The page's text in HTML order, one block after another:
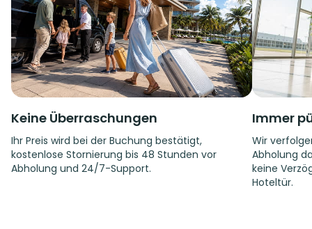
Keine Überraschungen
Ihr Preis wird bei der Buchung bestätigt,
kostenlose Stornierung bis 48 Stunden vor
Abholung und 24/7-Support.
Immer
Wir
Abholung
keine
Hoteltür.